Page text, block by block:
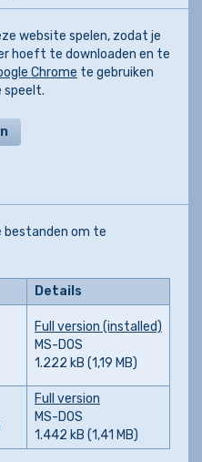
website spelen, zodat je
hoeft te downloaden en te
Chrome te gebruiken
speelt.
bestanden om te
Details
Full version (installed)
MS-DOS
1.222 kB (1,19 MB)
Full version
MS-DOS
1.442 kB (1,41 MB)